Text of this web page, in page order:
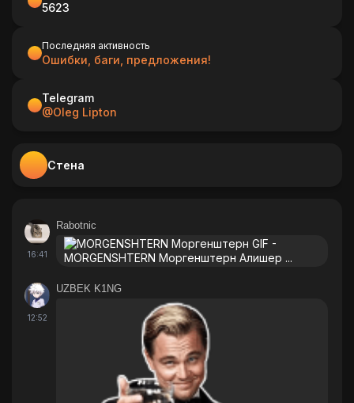
5623
Последняя активность
Ошибки, баги, предложения!
Telegram
@Oleg Lipton
Стена
16:41
Rabotnic
12:52
UZBEK K1NG